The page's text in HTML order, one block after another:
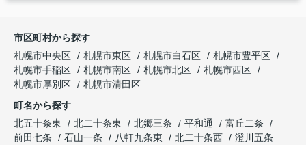
市区町村から探す
札幌市中央区
札幌市東区 札幌市白石区
札幌市豊平区
札幌市手稲区
札幌市南区 札幌市北区
札幌市西区
札幌市厚別区
札幌市清田区
町名から探す
北五十条東
北二十条東 北郷三条 平和通
富丘二条
前田七条
石山一条 八軒九条東 北二十条西
澄川五条